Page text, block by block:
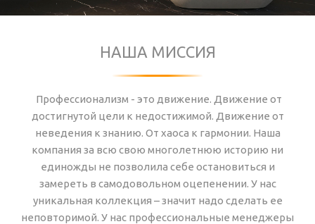
НАША МИССИЯ
Профессионализм - это движение. Движение от
достигнутой цели к недостижимой. Движение от
неведения к знанию. От хаоса к гармонии. Наша
компания за всю свою многолетнюю историю ни
единожды не позволила себе остановиться и
замереть в самодовольном оцепенении. У нас
уникальная коллекция – значит надо сделать ее
неповторимой. У нас профессиональные менеджеры